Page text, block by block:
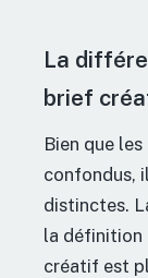
La
brief
Bien que
confondus,
distinctes.
la définition
créatif est